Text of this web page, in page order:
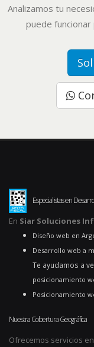
Analizamos tu
puede funcionar
Especialistas en
En Siar Soluciones
Diseño web en
Desarrollo web a
Te ayudamos a
posicionamiento
Posicionamiento
Nuestra Cobertura Geográfica
Ofrecemos servicios